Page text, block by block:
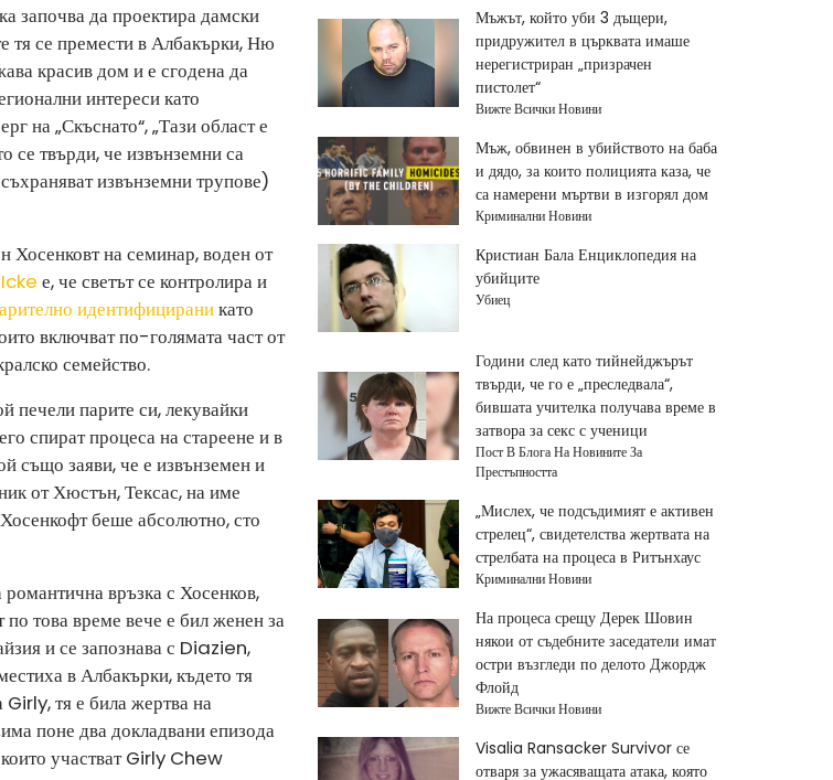
започва да проектира дамски
тя се премести в Албакърки, Ню
красив дом и е сгодена да
интереси като
на „Скъснато“, „Тази област е
се твърди, че извънземни са
извънземни трупове)
Хосенковт на семинар, воден от
е, че светът се контролира и
идентифицираникато
включват по-голямата част от
семейство.
парите си, лекувайки
спират процеса на стареене и в
също заяви, че е извънземен и
от Хюстън, Тексас, на име
беше абсолютно, сто
връзка с Хосенков,
това време вече е бил женен за
и се запознава с Diazien,
в Албакърки, където тя
тя е била жертва на
поне два докладвани епизода
участват Girly Chew
Мъжът, който уби 3 дъщери,
придружител в църквата имаше
нерегистриран „призрачен
пистолет“
Вижте Всички Новини
Мъж, обвинен в убийството на баба
и дядо, за които полицията каза, че
са намерени мъртви в изгорял дом
Криминални Новини
Кристиан Бала Енциклопедия на
убийците
Убиец
Години след като тийнейджърът
твърди, че го е „преследвала“,
бившата учителка получава време в
затвора за секс с ученици
Пост В Блога На Новините За
Престъпността
„Мислех, че подсъдимият е активен
стрелец“, свидетелства жертвата на
стрелбата на процеса в Ритънхаус
Криминални Новини
На процеса срещу Дерек Шовин
някои от съдебните заседатели имат
остри възгледи по делото Джордж
Флойд
Вижте Всички Новини
Visalia Ransacker Survivor се
отваря за ужасяващата атака, която